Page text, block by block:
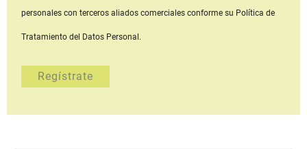
personales con terceros aliados comerciales conforme su Política de
Tratamiento del Datos Personal.